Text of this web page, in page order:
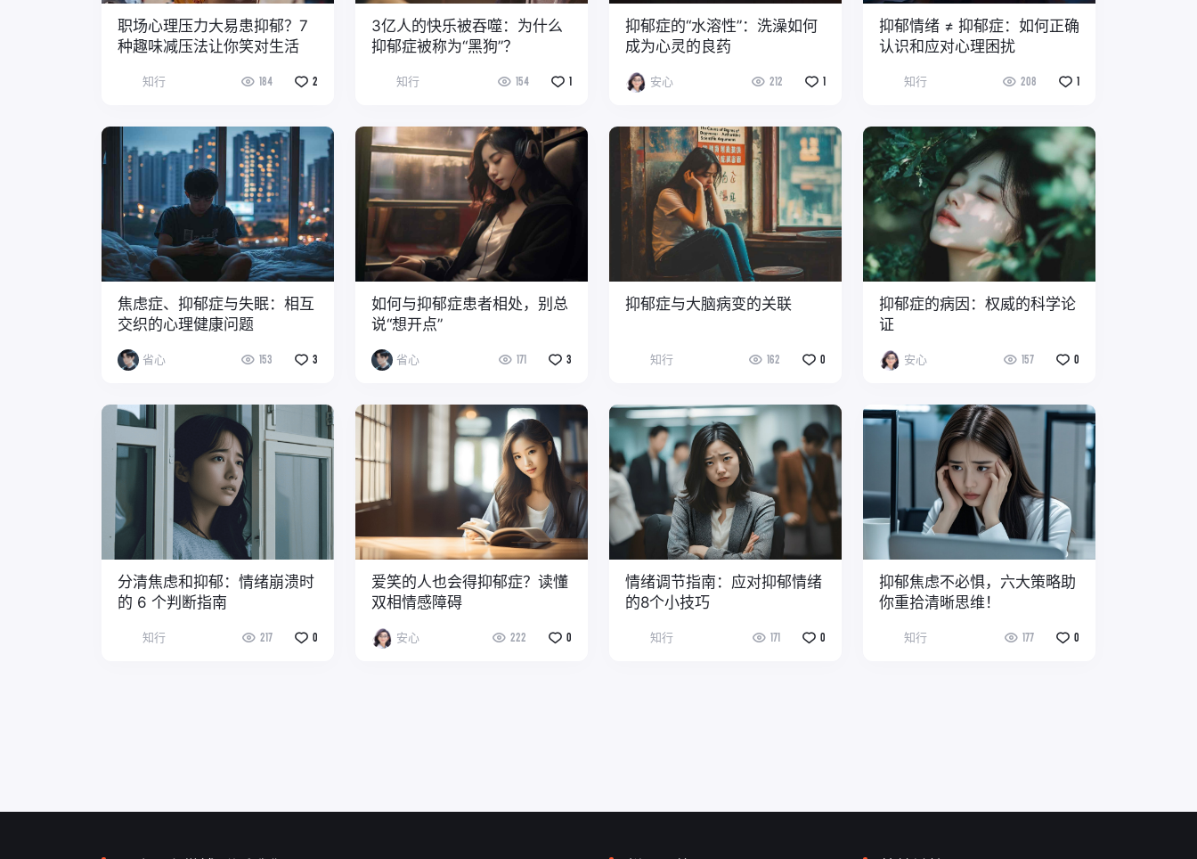
职场心理压力大易患抑郁？7
种趣味减压法让你笑对生活
知行 184 2
3亿人的快乐被吞噬：为什么
抑郁症被称为“黑狗”？
知行 154 1
抑郁症的“水溶性”：洗澡如何
成为心灵的良药
安心 212 1
抑郁情绪 ≠ 抑郁症：如何正确
认识和应对心理困扰
知行 208 1
焦虑症、抑郁症与失眠：相互
交织的心理健康问题
省心 153 3
如何与抑郁症患者相处，别总
说“想开点”
省心 171 3
抑郁症与大脑病变的关联
知行 162 0
抑郁症的病因：权威的科学论
证
安心 157 0
分清焦虑和抑郁：情绪崩溃时
的 6 个判断指南
知行 217 0
爱笑的人也会得抑郁症？读懂
双相情感障碍
安心 222 0
情绪调节指南：应对抑郁情绪
的8个小技巧
知行 171 0
抑郁焦虑不必惧，六大策略助
你重拾清晰思维！
知行 177 0